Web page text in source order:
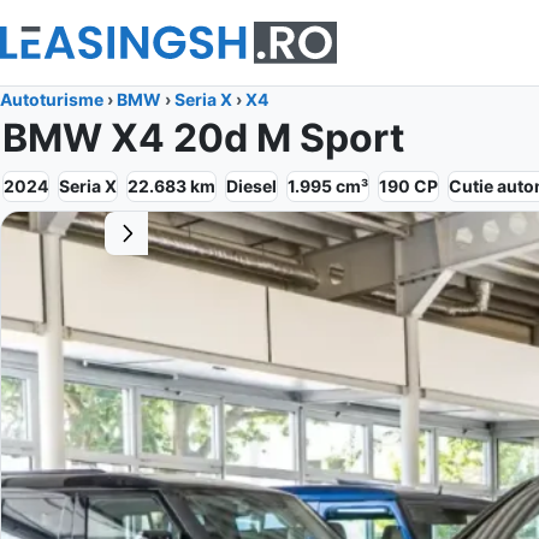
Autoturisme ›BMW ›Seria X ›X4
BMW X4 20d M Sport
2024 Seria X 22.683km Diesel 1.995cm³ 190 CP Cutie